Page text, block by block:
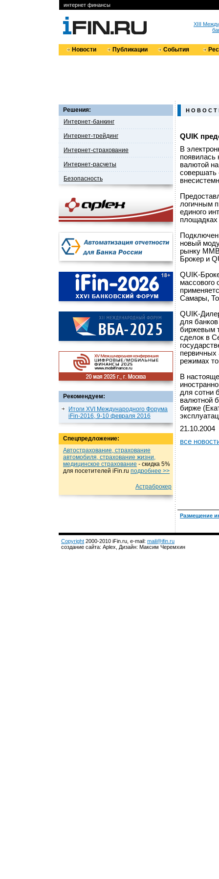
интернет финансы
XIII
Новости Публикации События
Решения:
Интернет-банкинг
Интернет-трейдинг
Интернет-страхование
Интернет-расчеты
Безопасность
Рекомендуем:
Итоги XVI Международного Форума
iFin-2016, 9-10 февраля 2016
Спецпредложение:
Автострахование, страхование
автомобиля, страхование жизни,
медицинское страхование - cкидка 5%
для посетителей iFin.ru подробнеe >>
Астраброкер
Н О В О С Т
QUIK
В
появилась
валютой
совершать
логичным
единого
новый
рынку
Брокер и
QUIK-
массового
Самары,
QUIK-
для
биржевым
сделок в
первичных
режимах
В
для сотни
валютной
бирже
21.10.2004
все
Размещение
Copyright 2000-2010 iFin.ru, e-mail: mail@ifin.ru
создание сайта: Aplex, Дизайн: Максим Черемхин